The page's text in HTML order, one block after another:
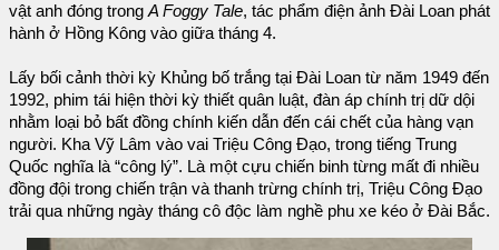
vật anh đóng trong A Foggy Tale, tác phẩm điện ảnh Đài Loan phát
hành ở Hồng Kông vào giữa tháng 4.
Lấy bối cảnh thời kỳ Khủng bố trắng tại Đài Loan từ năm 1949 đến
1992, phim tái hiện thời kỳ thiết quân luật, đàn áp chính trị dữ dội
nhằm loại bỏ bất đồng chính kiến dẫn đến cái chết của hàng vạn
người. Kha Vỹ Lâm vào vai Triệu Công Đạo, trong tiếng Trung
Quốc nghĩa là “công lý”. Là một cựu chiến binh từng mất đi nhiều
đồng đội trong chiến trận và thanh trừng chính trị, Triệu Công Đạo
trải qua những ngày tháng cô độc làm nghề phu xe kéo ở Đài Bắc.